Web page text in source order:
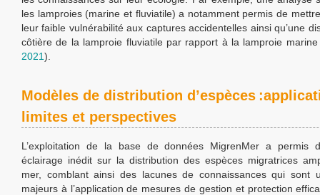
les lamproies (marine et fluviatile) a notamment permis de
leur faible vulnérabilité aux captures accidentelles ainsi qu’une
côtière de la lamproie fluviatile par rapport à la lamproie
2021).
Modèles de distribution d’espèces
limites et perspectives
L’exploitation de la base de données MigrenMer a permis
éclairage inédit sur la distribution des espèces migratrices
mer, comblant ainsi des lacunes de connaissances qui sont
majeurs à l’application de mesures de gestion et protection